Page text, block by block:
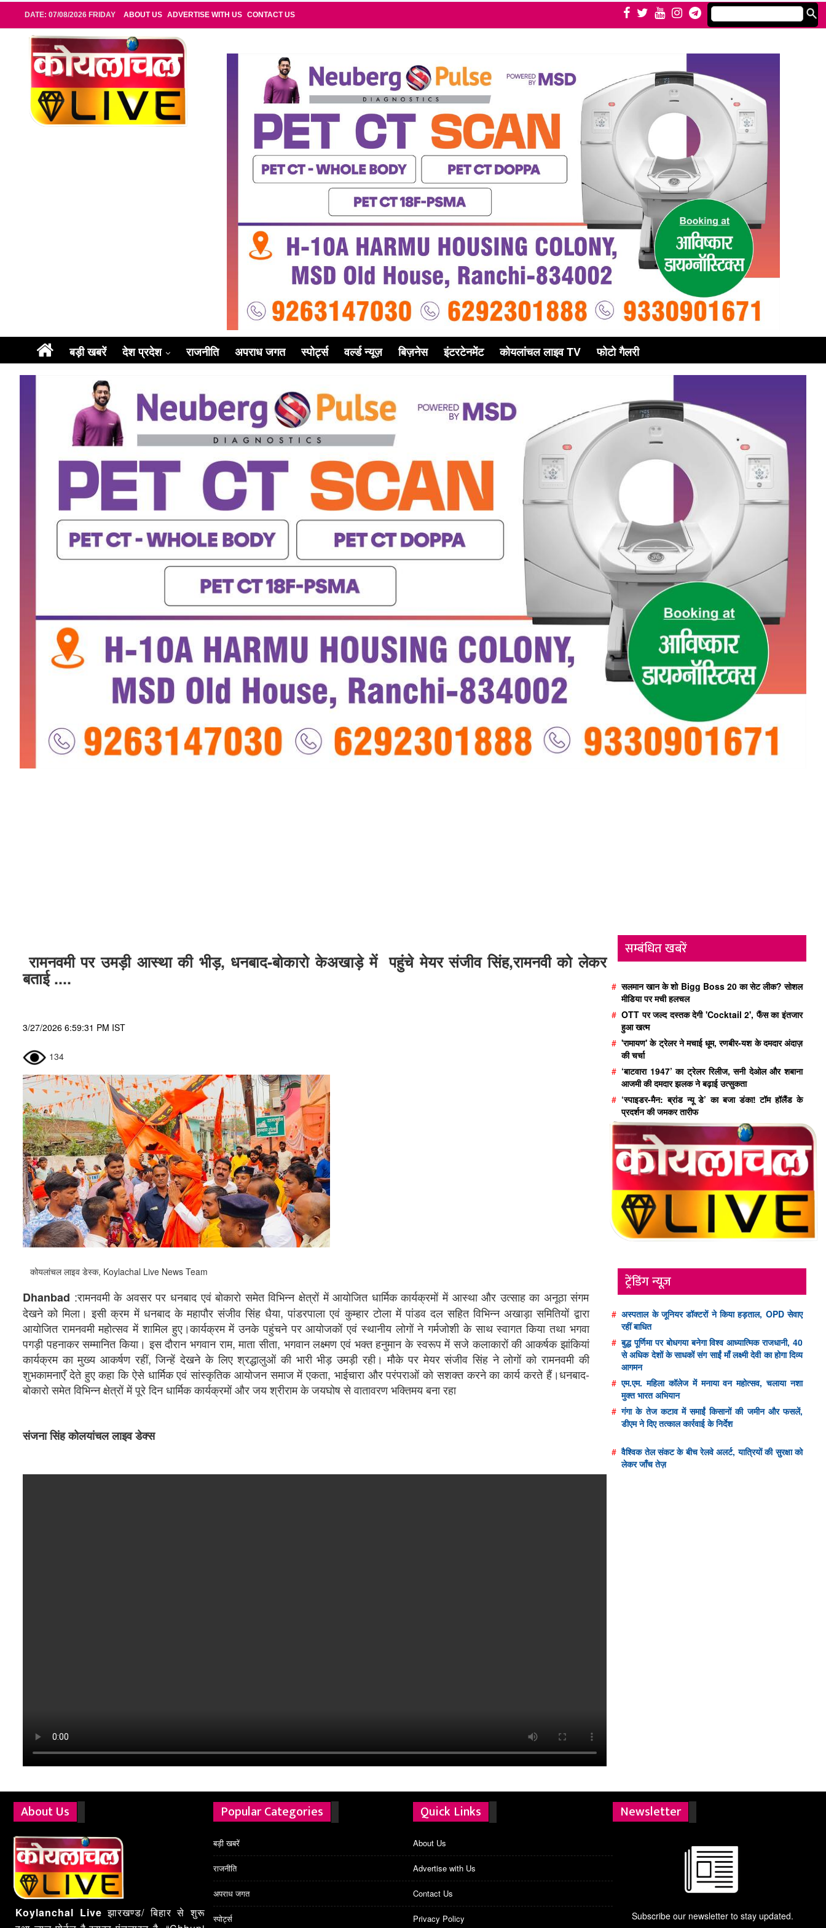
DATE: 07/08/2026 FRIDAY ABOUT US ADVERTISE WITH US CONTACT US
बड़ी खबरें देश प्रदेश राजनीति अपराध जगत स्पोर्ट्स वर्ल्ड न्यूज़ बिज़नेस इंटरटेनमेंट कोयलांचल लाइव TV फोटो गैलरी
रामनवमी पर उमड़ी आस्था की भीड़, धनबाद-बोकारो केअखाड़े में पहुंचे मेयर संजीव सिंह,रामनवी को लेकर
बताई ....
3/27/2026 6:59:31 PM IST
134
कोयलांचल लाइव डेस्क, Koylachal Live News Team
Dhanbad :रामनवमी के अवसर पर धनबाद एवं बोकारो समेत विभिन्न क्षेत्रों में आयोजित धार्मिक कार्यक्रमों में आस्था और उत्साह का अनूठा संगम
देखने को मिला। इसी क्रम में धनबाद के महापौर संजीव सिंह धैया, पांडरपाला एवं कुम्हार टोला में पांडव दल सहित विभिन्न अखाड़ा समितियों द्वारा
आयोजित रामनवमी महोत्सव में शामिल हुए।कार्यक्रम में उनके पहुंचने पर आयोजकों एवं स्थानीय लोगों ने गर्मजोशी के साथ स्वागत किया तथा भगवा
पगड़ी पहनाकर सम्मानित किया। इस दौरान भगवान राम, माता सीता, भगवान लक्ष्मण एवं भक्त हनुमान के स्वरूप में सजे कलाकारों की आकर्षक झांकियां
कार्यक्रम का मुख्य आकर्षण रहीं, जिन्हें देखने के लिए श्रद्धालुओं की भारी भीड़ उमड़ी रही। मौके पर मेयर संजीव सिंह ने लोगों को रामनवमी की
शुभकामनाएँ देते हुए कहा कि ऐसे धार्मिक एवं सांस्कृतिक आयोजन समाज में एकता, भाईचारा और परंपराओं को सशक्त करने का कार्य करते हैं।धनबाद-
बोकारो समेत विभिन्न क्षेत्रों में पूरे दिन धार्मिक कार्यक्रमों और जय श्रीराम के जयघोष से वातावरण भक्तिमय बना रहा
संजना सिंह कोलयांचल लाइव डेक्स
सम्बंधित खबरें
# सलमान खान के शो Bigg Boss 20 का सेट लीक? सोशल
मीडिया पर मची हलचल
# OTT पर जल्द दस्तक देगी 'Cocktail 2', फैंस का इंतजार
हुआ खत्म
# 'रामायण' के ट्रेलर ने मचाई धूम, रणबीर-यश के दमदार अंदाज़
की चर्चा
# ‘बाटवारा 1947’ का ट्रेलर रिलीज, सनी देओल और शबाना
आजमी की दमदार झलक ने बढ़ाई उत्सुकता
# ‘स्पाइडर-मैन: ब्रांड न्यू डे’ का बजा डंका! टॉम हॉलैंड के
प्रदर्शन की जमकर तारीफ
ट्रेंडिंग न्यूज़
# अस्पताल के जूनियर डॉक्टरों ने किया हड़ताल, OPD सेवाए
रहीं बाधित
# बुद्ध पूर्णिमा पर बोधगया बनेगा विश्व आध्यात्मिक राजधानी, 40
से अधिक देशों के साधकों संग साईं माँ लक्ष्मी देवी का होगा दिव्य
आगमन
# एम.एम. महिला कॉलेज में मनाया वन महोत्सव, चलाया नशा
मुक्त भारत अभियान
# गंगा के तेज कटाव में समाईं किसानों की जमीन और फसलें,
डीएम ने दिए तत्काल कार्रवाई के निर्देश
# वैश्विक तेल संकट के बीच रेलवे अलर्ट, यात्रियों की सुरक्षा को
लेकर जाँच तेज़
About Us
Koylanchal Live झारखण्ड/ बिहार से शुरू
Popular Categories
बड़ी खबरें
राजनीति
अपराध जगत
स्पोर्ट्स
Quick Links
About Us
Advertise with Us
Contact Us
Privacy Policy
Newsletter
Subscribe our newsletter to stay updated.